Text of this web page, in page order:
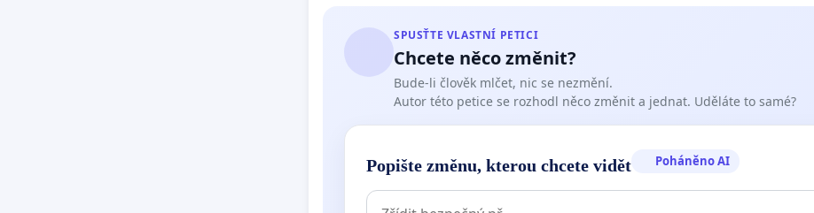
SPUSŤTE VLASTNÍ PETICI
Chcete něco změnit?
Bude-li člověk mlčet, nic se nezmění.
Autor této petice se rozhodl něco změnit a jednat. Uděláte to samé?
Popište změnu, kterou chcete vidět Poháněno AI